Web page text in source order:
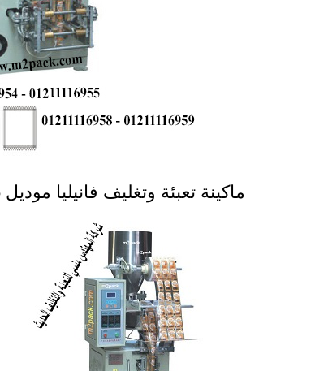
ماكينة تعبئة وتغليف فانيليا موديل 905 ماركة المهندس منسى